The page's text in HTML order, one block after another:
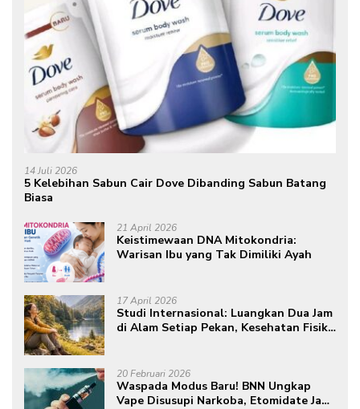
14 Juli 2026
5 Kelebihan Sabun Cair Dove Dibanding Sabun Batang
Biasa
21 April 2026
Keistimewaan DNA Mitokondria:
Warisan Ibu yang Tak Dimiliki Ayah
17 April 2026
Studi Internasional: Luangkan Dua Jam
di Alam Setiap Pekan, Kesehatan Fisik
20 Februari 2026
Waspada Modus Baru! BNN Ungkap
Vape Disusupi Narkoba, Etomidate Jadi